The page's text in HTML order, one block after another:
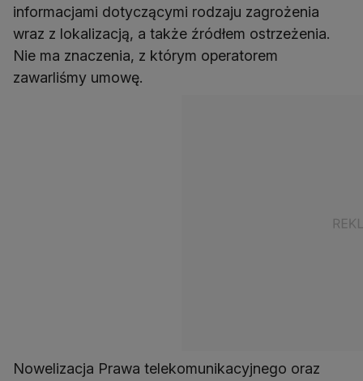
informacjami dotyczącymi rodzaju zagrożenia
wraz z lokalizacją, a także źródłem ostrzeżenia.
Nie ma znaczenia, z którym operatorem
zawarliśmy umowę.
Nowelizacja Prawa telekomunikacyjnego oraz